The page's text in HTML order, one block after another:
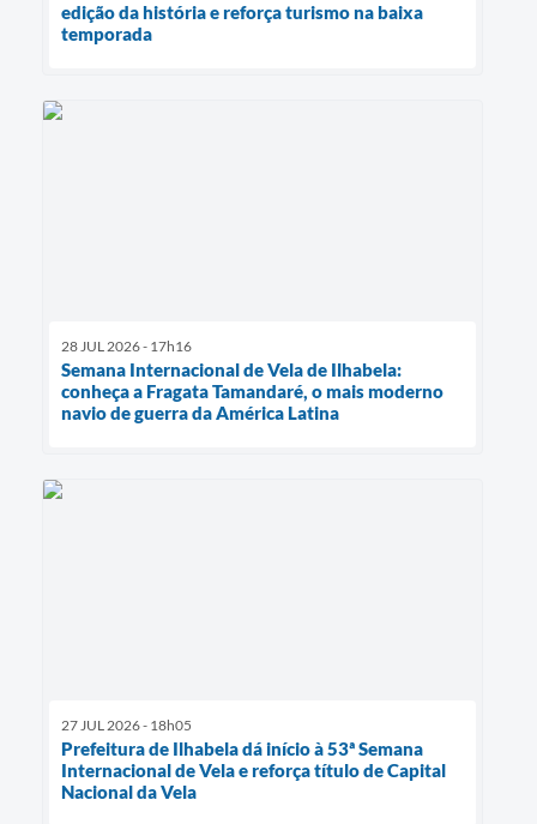
edição da história e reforça turismo na baixa
temporada
28 JUL 2026 - 17h16
Semana Internacional de Vela de Ilhabela:
conheça a Fragata Tamandaré, o mais moderno
navio de guerra da América Latina
27 JUL 2026 - 18h05
Prefeitura de Ilhabela dá início à 53ª Semana
Internacional de Vela e reforça título de Capital
Nacional da Vela